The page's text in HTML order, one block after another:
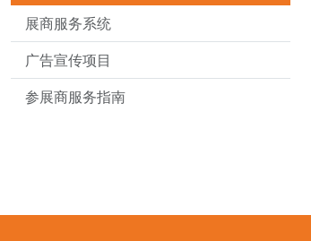
展商服务系统
广告宣传项目
参展商服务指南